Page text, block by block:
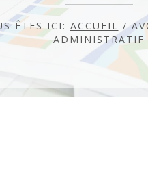
ÊTES ICI: ACCUEIL /
ADMINISTRATIF